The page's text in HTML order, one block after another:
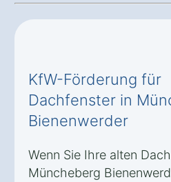
KfW-Förderung für
Dachfenster in
Bienenwerder
Wenn Sie Ihre alten
Müncheberg